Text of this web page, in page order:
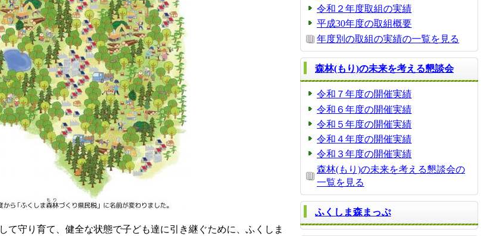
守り育て、健全な状態で子ども達に引き継ぐために、ふくしま
令和２年度取組の実績
平成30年度の取組概要
年度別の取組の実績の一覧を見る
森林(もり)の未来を考える懇談会
令和７年度の開催実績
令和６年度の開催実績
令和５年度の開催実績
令和４年度の開催実績
令和３年度の開催実績
森林(もり)の未来を考える懇談会の
一覧を見る
ふくしま森まっぷ